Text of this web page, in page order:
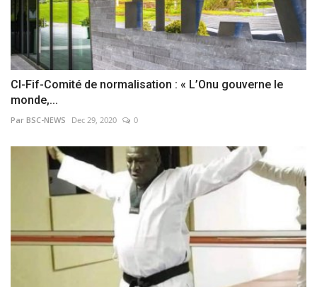
CI-Fif-Comité de normalisation : « L’Onu gouverne le
monde,...
Par BSC-NEWS Dec 29, 2020 0